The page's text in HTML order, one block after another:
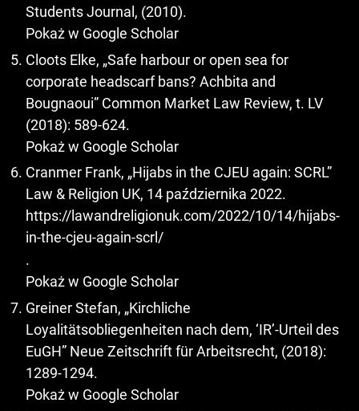
Students Journal, (2010).
Pokaż w Google Scholar
Cloots Elke, „Safe harbour or open sea for
corporate headscarf bans? Achbita and
Bougnaoui” Common Market Law Review, t. LV
(2018): 589-624.
Pokaż w Google Scholar
Cranmer Frank, „Hijabs in the CJEU again: SCRL”
Law & Religion UK, 14 października 2022.
https://lawandreligionuk.com/2022/10/14/hijabs-
in-the-cjeu-again-scrl/
.
Pokaż w Google Scholar
Greiner Stefan, „Kirchliche
Loyalitätsobliegenheiten nach dem, ‘IR’-Urteil des
EuGH” Neue Zeitschrift für Arbeitsrecht, (2018):
1289-1294.
Pokaż w Google Scholar